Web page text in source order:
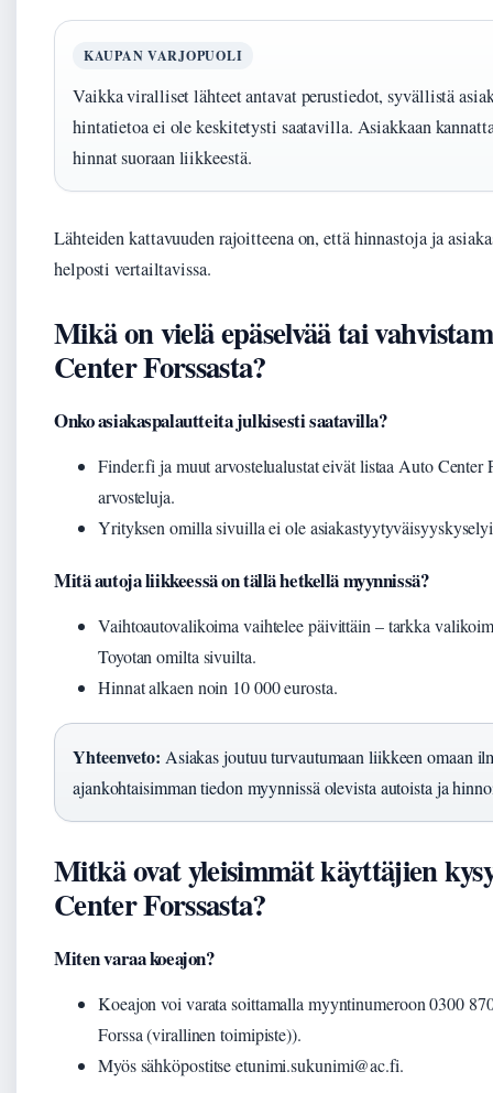
KAUPAN VARJOPUOLI
Vaikka viralliset lähteet antavat perustiedot, syvällistä
hintatietoa ei ole keskitetysti saatavilla. Asiakkaan
hinnat suoraan liikkeestä.
Lähteiden kattavuuden rajoitteena on, että hinnastoja ja
helposti vertailtavissa.
Mikä on vielä epäselvää tai
Center Forssasta?
Onko asiakaspalautteita julkisesti saatavilla?
Finder.fi ja muut arvostelualustat eivät listaa Auto Center
arvosteluja.
Yrityksen omilla sivuilla ei ole
Mitä autoja liikkeessä on tällä hetkellä myynnissä?
Vaihtoautovalikoima vaihtelee päivittäin – tarkka
Toyotan omilta sivuilta.
Hinnat alkaen noin 10 000 eurosta.
Yhteenveto: Asiakas joutuu turvautumaan liikkeen omaan
ajankohtaisimman tiedon myynnissä olevista autoista ja
Mitkä ovat yleisimmät käyttäjien
Center Forssasta?
Miten varaa koeajon?
Koeajon voi varata soittamalla myyntinumeroon 0300
Forssa (virallinen toimipiste)).
Myös sähköpostitse etunimi.sukunimi@ac.fi.